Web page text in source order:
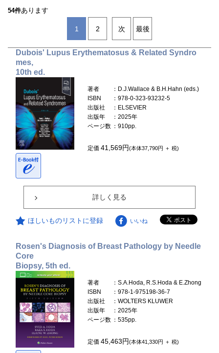
54件あります
1 2 次 最後
Dubois' Lupus Erythematosus & Related Syndro
mes,
10th ed.
著者
：D.J.Wallace & B.H.Hahn (eds.)
ISBN
：978-0-323-93232-5
出版社
：ELSEVIER
出版年
：2025年
ページ数 ：910pp.
定価41,569円(本体37,790円 ＋ 税)
詳しく見る
ほしいものリストに登録 いいね
Rosen's Diagnosis of Breast Pathology by Needle
Core
Biopsy, 5th ed.
著者
：S.A.Hoda, R.S.Hoda & E.Zhong
ISBN
：978-1-975198-36-7
出版社
：WOLTERS KLUWER
出版年
：2025年
ページ数 ：535pp.
定価45,463円(本体41,330円 ＋ 税)